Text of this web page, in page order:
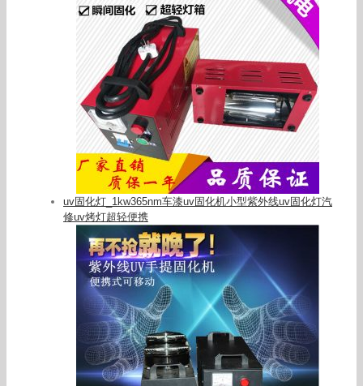
uv固化灯_1kw365nm车漆uv固化机小型紫外线uv固化灯汽
修uv烤灯超轻便携